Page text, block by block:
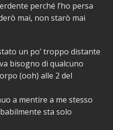
perché l’ho persa
mai, non starò mai
un po’ troppo distante
bisogno di qualcuno
(ooh) alle 2 del
a mentire a me stesso
sta solo